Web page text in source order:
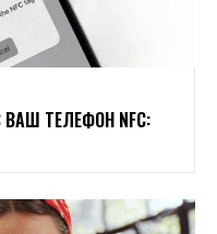
ТЕЛЕФОН NFC: